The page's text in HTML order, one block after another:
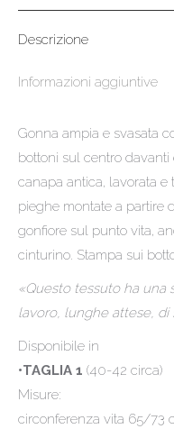
Descrizione
Informazioni aggiuntive
Gonna ampia e svasata
bottoni sul centro
canapa antica, lavorata e
pieghe montate a partire
gonfiore sul punto vita,
cinturino. Stampa sui
«Questo tessuto ha una
lavoro, lunghe attese, di
Disponibile in
•TAGLIA 1 (40-42 circa)
Misure:
circonferenza vita 65/73